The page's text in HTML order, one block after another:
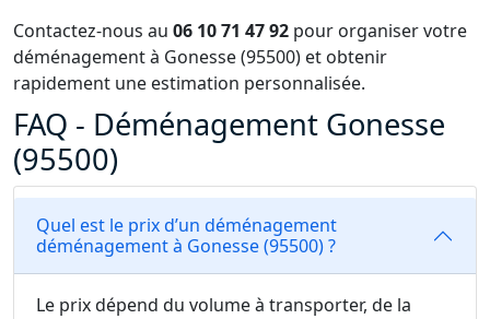
Contactez-nous au 06 10 71 47 92 pour organiser votre
déménagement à Gonesse (95500) et obtenir
rapidement une estimation personnalisée.
FAQ - Déménagement Gonesse
(95500)
Quel est le prix d’un déménagement
déménagement à Gonesse (95500) ?
Le prix dépend du volume à transporter, de la